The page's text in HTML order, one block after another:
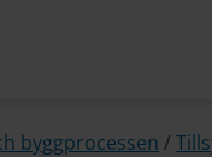
byggprocessen /